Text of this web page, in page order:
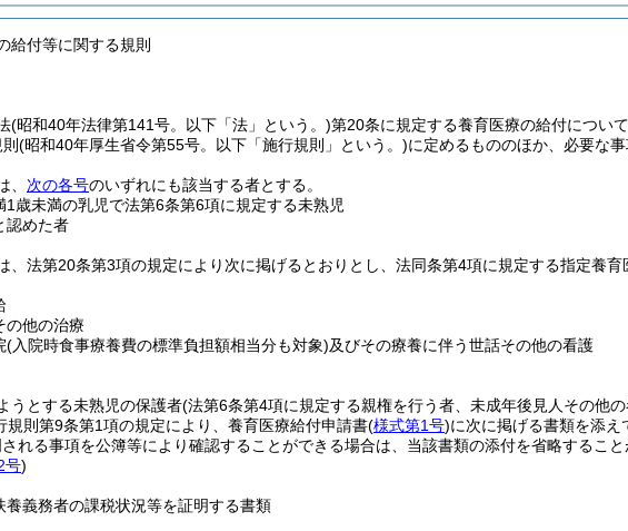
給付等に関する規則
(昭和40年法律第141号。以下「法」という。)第20条に規定する養育医療の給付につい
(昭和40年厚生省令第55号。以下「施行規則」という。)に定めるもののほか、必要な事
、 次の各号のいずれにも該当する者とする。
歳未満の乳児で法第6条第6項に規定する未熟児
認めた者
、法第20条第3項の規定により次に掲げるとおりとし、法同条第4項に規定する指定養育
の他の治療
(入院時食事療養費の標準負担額相当分も対象)及びその療養に伴う世話その他の看護
うとする未熟児の保護者(法第6条第4項に規定する親権を行う者、未成年後見人その他
規則第9条第1項の規定により、養育医療給付申請書(様式第1号)に次に掲げる書類を添え
れる事項を公簿等により確認することができる場合は、当該書類の添付を省略すること
号)
義務者の課税状況等を証明する書類